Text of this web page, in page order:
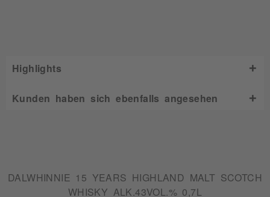
Highlights
Kunden haben sich ebenfalls angesehen
DALWHINNIE 15 YEARS HIGHLAND MALT SCOTCH
WHISKY ALK.43VOL.% 0,7L